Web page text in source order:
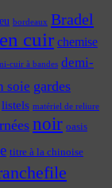
bordeaux Bradel
cuir chemise
cuir à bandes demi-
soie gardes
listels matériel de reliure
noir oasis
titre à la chinoise